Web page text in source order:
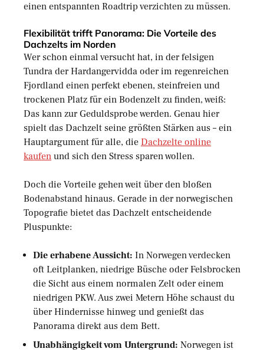
einen entspannten Roadtrip verzichten zu müssen.
Flexibilität trifft Panorama: Die Vorteile des
Dachzelts im Norden
Wer schon einmal versucht hat, in der felsigen
Tundra der Hardangervidda oder im regenreichen
Fjordland einen perfekt ebenen, steinfreien und
trockenen Platz für ein Bodenzelt zu finden, weiß:
Das kann zur Geduldsprobe werden. Genau hier
spielt das Dachzelt seine größten Stärken aus – ein
Hauptargument für alle, die Dachzelte online
kaufen und sich den Stress sparen wollen.
Doch die Vorteile gehen weit über den bloßen
Bodenabstand hinaus. Gerade in der norwegischen
Topografie bietet das Dachzelt entscheidende
Pluspunkte:
Die erhabene Aussicht: In Norwegen verdecken
oft Leitplanken, niedrige Büsche oder Felsbrocken
die Sicht aus einem normalen Zelt oder einem
niedrigen PKW. Aus zwei Metern Höhe schaust du
über Hindernisse hinweg und genießt das
Panorama direkt aus dem Bett.
Unabhängigkeit vom Untergrund: Norwegen ist